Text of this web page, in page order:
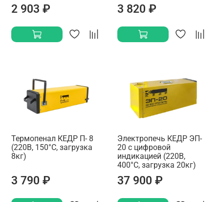
2 903 ₽ 3 820 ₽
Термопенал КЕДР П- 8
(220В, 150°C, загрузка
8кг)
3 790 ₽
Электропечь КЕДР ЭП-
20 с цифровой
индикацией (220В,
400°C, загрузка 20кг)
37 900 ₽